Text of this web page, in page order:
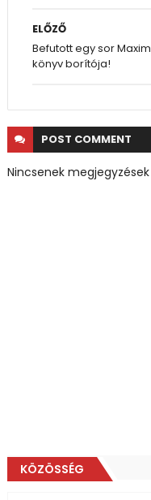
ELŐZŐ
Befutott egy sor Maxim
könyv borítója!
POST COMMENT
Nincsenek megjegyzések
KÖZÖSSÉG